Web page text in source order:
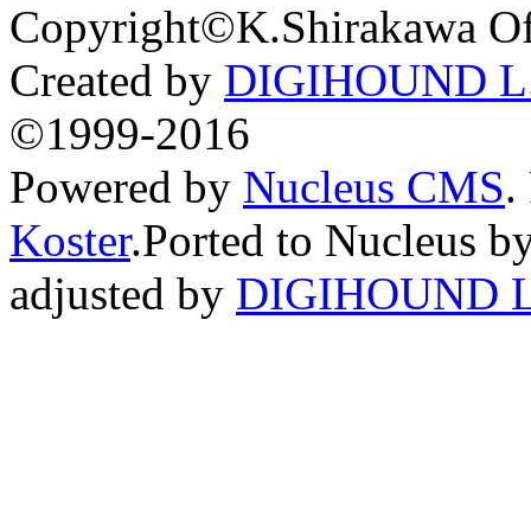
Copyright©K.Shirakawa
Created by DIGIHOUND
©1999-2016
Powered by Nucleus CMS.
Koster.Ported to Nucleus
adjusted by DIGIHOUND